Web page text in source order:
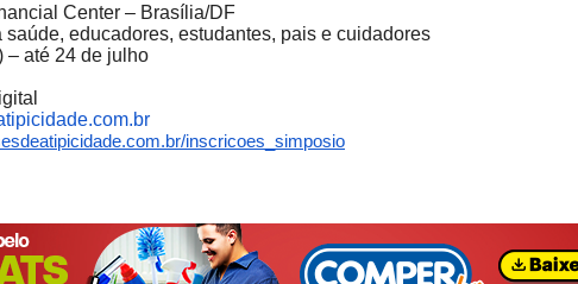
Center – Brasília/DF
educadores, estudantes, pais e cuidadores
– até 24 de julho
com.br
inscricoes_simposio